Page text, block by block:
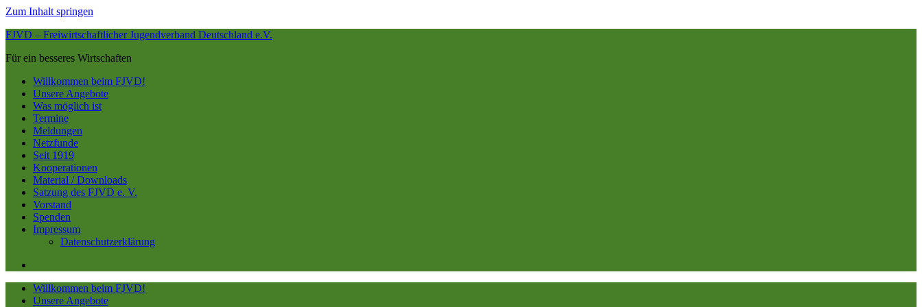
Zum Inhalt springen
FJVD – Freiwirtschaftlicher Jugendverband Deutschland e.V.
Für ein besseres Wirtschaften
Willkommen beim FJVD!
Unsere Angebote
Was möglich ist
Termine
Meldungen
Netzfunde
Seit 1919
Kooperationen
Material / Downloads
Satzung des FJVD e. V.
Vorstand
Spenden
Impressum
Datenschutzerklärung
Willkommen beim FJVD!
Unsere Angebote